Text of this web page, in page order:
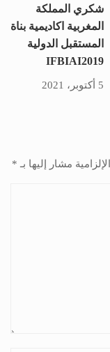
شكري المملكة
المغربية اكاديمية بناة
المستقبل الدولية
IFBIAI2019
5 أكتوبر، 2021
مشار إليها بـ *